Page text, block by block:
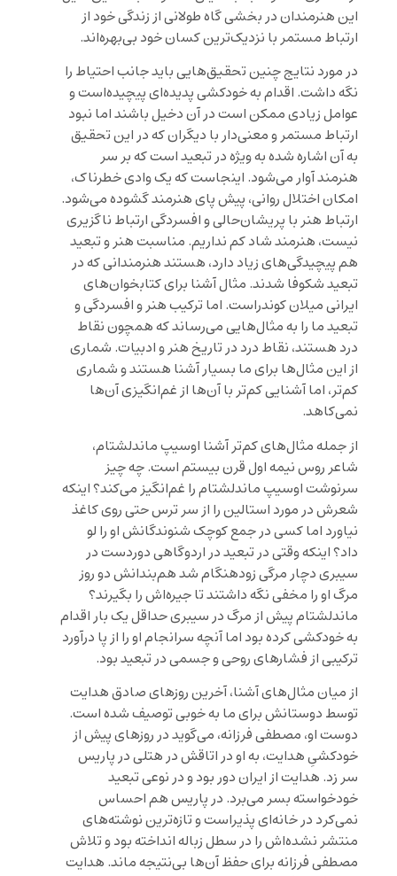
این هنرمندان در بخشی گاه طولانی از زندگی خود از
ارتباط مستمر با نزدیک‌ترین کسان خود بی‌بهره‌اند.
در مورد نتایج چنین تحقیق‌هایی باید جانب احتیاط را
نگه داشت. اقدام به خودکشی پدیده‌ای پیچیده‌است و
عوامل زیادی ممکن است در آن دخیل باشند اما نبود
ارتباط مستمر و معنی‌دار با دیگران که در این تحقیق
به آن اشاره شده به ویژه در تبعید است که بر سر
هنرمند آوار می‌شود. اینجاست که یک وادی خطرناک،
امکان اختلال روانی، پیش پای هنرمند گشوده می‌شود.
ارتباط هنر با پریشان‌حالی و افسردگی ارتباط ناگزیری
نیست، هنرمند شاد کم نداریم. مناسبت هنر و تبعید
هم پیچیدگی‌های زیاد دارد، هستند هنرمندانی که در
تبعید شکوفا شدند. مثال آشنا برای کتابخوان‌های
ایرانی میلان کوندراست. اما ترکیب هنر و افسردگی و
تبعید ما را به مثال‌هایی می‌رساند که همچون نقاط
درد هستند، نقاط درد در تاریخ هنر و ادبیات. شماری
از این مثال‌ها برای ما بسیار آشنا هستند و شماری
کم‌تر، اما آشنایی کم‌تر با آن‌ها از غم‌انگیزی آن‌ها
نمی‌کاهد.
از جمله مثال‌های کم‌تر آشنا اوسیپ ماندلشتام،
شاعر روس نیمه اول قرن بیستم است. چه چیز
سرنوشت اوسیپ ماندلشتام را غم‌انگیز می‌کند؟ اینکه
شعرش در مورد استالین را از سر ترس حتی روی کاغذ
نیاورد اما کسی در جمع کوچک شنوندگانش او را لو
داد؟ اینکه وقتی در تبعید در اردوگاهی دوردست در
سیبری دچار مرگی زودهنگام شد هم‌بندانش دو روز
مرگ او را مخفی نگه داشتند تا جیره‌اش را بگیرند؟
ماندلشتام پیش از مرگ در سیبری حداقل یک بار اقدام
به خودکشی کرده بود اما آنچه سرانجام او را از پا درآورد
ترکیبی از فشارهای روحی و جسمی در تبعید بود.
از میان مثال‌های آشنا، آخرین روزهای صادق هدایت
توسط دوستانش برای ما به خوبی توصیف شده است.
دوست او، مصطفی فرزانه، می‌گوید در روزهای پیش از
خودکشیِ هدایت، به او در اتاقش در هتلی در پاریس
سر زد. هدایت از ایران دور بود و در نوعی تبعید
خودخواسته بسر می‌برد. در پاریس هم احساس
نمی‌کر‌د در خانه‌ای پذیراست و تازه‌ترین نوشته‌های
منتشر نشده‌اش را در سطل زباله انداخته بود و تلاش
مصطفی فرزانه برای حفظ آن‌ها بی‌نتیجه ماند. هدایت